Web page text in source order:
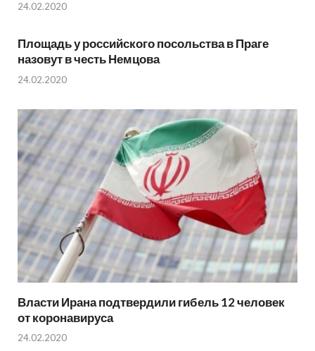
24.02.2020
Площадь у российского посольства в Праге
назовут в честь Немцова
24.02.2020
Власти Ирана подтвердили гибель 12 человек
от коронавируса
24.02.2020